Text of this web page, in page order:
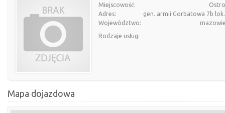
Miejscowość:
Adres:
gen. armii Gorbatowa 7b
Województwo:
Rodzaje usług:
Mapa dojazdowa